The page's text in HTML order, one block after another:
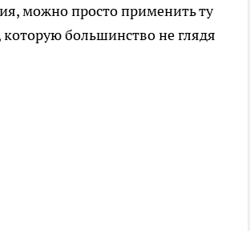
можно просто применить ту
большинство не глядя